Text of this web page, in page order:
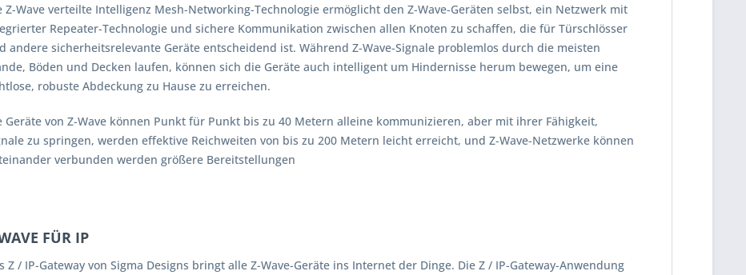
Z-Wave verteilte Intelligenz Mesh-Networking-Technologie ermöglicht den Z-Wave-Geräten selbst, ein Netzwerk mit
Repeater-Technologie und sichere Kommunikation zwischen allen Knoten zu schaffen, die für Türschlösser
andere sicherheitsrelevante Geräte entscheidend ist. Während Z-Wave-Signale problemlos durch die meisten
Böden und Decken laufen, können sich die Geräte auch intelligent um Hindernisse herum bewegen, um eine
robuste Abdeckung zu Hause zu erreichen.
Geräte von Z-Wave können Punkt für Punkt bis zu 40 Metern alleine kommunizieren, aber mit ihrer Fähigkeit,
zu springen, werden effektive Reichweiten von bis zu 200 Metern leicht erreicht, und Z-Wave-Netzwerke können
verbunden werden größere Bereitstellungen
FÜR IP
Z / IP-Gateway von Sigma Designs bringt alle Z-Wave-Geräte ins Internet der Dinge. Die Z / IP-Gateway-Anwendung